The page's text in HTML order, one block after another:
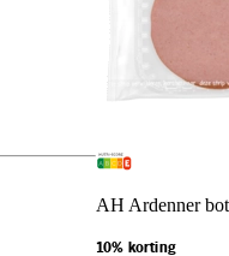
AH Ardenner
10% korting